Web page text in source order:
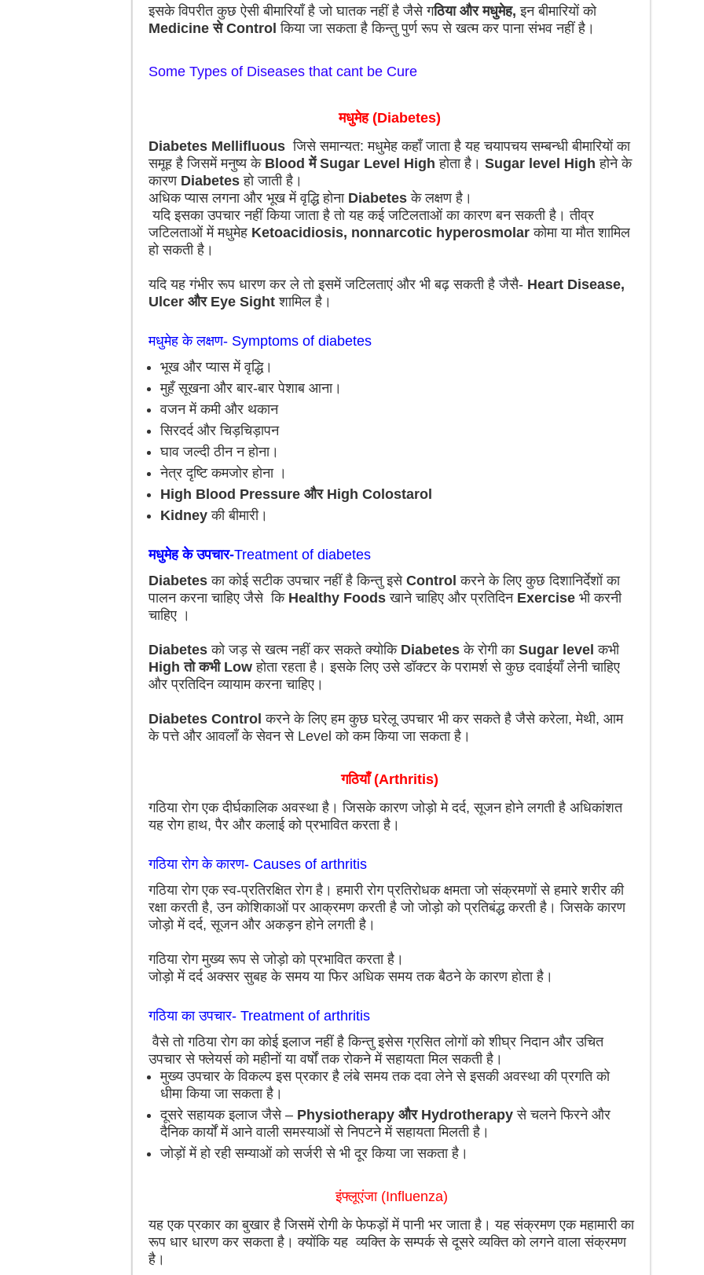
इसके विपरीत कुछ ऐसी बीमारियाँ है जो घातक नहीं है जैसे गठिया और मधुमेह, इन बीमारियों को
Medicine से Controlकिया जा सकता है किन्तु पुर्ण रूप से खत्म कर पाना संभव नहीं है।
Some Types of Diseases that cant be Cure
मधुमेह (Diabetes)
Diabetes Mellifluous जिसे समान्यत: मधुमेह कहाँ जाता है यह चयापचय सम्बन्धी बीमारियों का
समूह है जिसमें मनुष्य के Blood में Sugar Level High होता है। Sugar level Highहोने के
कारण Diabetesहो जाती है।
अधिक प्यास लगना और भूख में वृद्धि होना Diabetesके लक्षण है।
यदि इसका उपचार नहीं किया जाता है तो यह कई जटिलताओं का कारण बन सकती है। तीव्र
जटिलताओं में मधुमेह Ketoacidiosis, nonnarcotic hyperosmolar कोमा या मौत शामिल
हो सकती है।
यदि यह गंभीर रूप धारण कर ले तो इसमें जटिलताएं और भी बढ़ सकती है जैसै- Heart Disease,
Ulcer और Eye Sight शामिल है।
मधुमेह के लक्षण- Symptoms of diabetes
भूख और प्यास में वृद्धि।
मुहँ सूखना और बार-बार पेशाब आना।
वजन में कमी और थकान
सिरदर्द और चिड़चिड़ापन
घाव जल्दी ठीन न होना।
नेत्र दृष्टि कमजोर होना ।
High Blood Pressure और High Colostarol
Kidney की बीमारी।
मधुमेह के उपचार-Treatment of diabetes
Diabetesका कोई सटीक उपचार नहीं है किन्तु इसे Controlकरने के लिए कुछ दिशानिर्देशों का
पालन करना चाहिए जैसे कि Healthy Foods खाने चाहिए और प्रतिदिन Exercise भी करनी
चाहिए ।
Diabetes को जड़ से खत्म नहीं कर सकते क्योकि Diabetes के रोगी का Sugar levelकभी
High तो कभी Low होता रहता है। इसके लिए उसे डॉक्टर के परामर्श से कुछ दवाईयाँ लेनी चाहिए
और प्रतिदिन व्यायाम करना चाहिए।
Diabetes Control करने के लिए हम कुछ घरेलू उपचार भी कर सकते है जैसे करेला, मेथी, आम
के पत्ते और आवलाँ के सेवन से Level को कम किया जा सकता है।
गठियाँ (Arthritis)
गठिया रोग एक दीर्घकालिक अवस्था है। जिसके कारण जोड़ो मे दर्द, सूजन होने लगती है अधिकांशत
यह रोग हाथ, पैर और कलाई को प्रभावित करता है।
गठिया रोग के कारण- Causes of arthritis
गठिया रोग एक स्व-प्रतिरक्षित रोग है। हमारी रोग प्रतिरोधक क्षमता जो संक्रमणों से हमारे शरीर की
रक्षा करती है, उन कोशिकाओं पर आक्रमण करती है जो जोड़ो को प्रतिबंद्ध करती है। जिसके कारण
जोड़ो में दर्द, सूजन और अकड़न होने लगती है।
गठिया रोग मुख्य रूप से जोड़ो को प्रभावित करता है।
जोड़ो में दर्द अक्सर सुबह के समय या फिर अधिक समय तक बैठने के कारण होता है।
गठिया का उपचार- Treatment of arthritis
वैसे तो गठिया रोग का कोई इलाज नहीं है किन्तु इसेस ग्रसित लोगों को शीघ्र निदान और उचित
उपचार से फ्लेयर्स को महीनों या वर्षों तक रोकने में सहायता मिल सकती है।
मुख्य उपचार के विकल्प इस प्रकार है लंबे समय तक दवा लेने से इसकी अवस्था की प्रगति को
धीमा किया जा सकता है।
दूसरे सहायक इलाज जैसे – Physiotherapy और Hydrotherapyसे चलने फिरने और
दैनिक कार्यों में आने वाली समस्याओं से निपटने में सहायता मिलती है।
जोड़ों में हो रही सम्याओं को सर्जरी से भी दूर किया जा सकता है।
इंफ्लूएंजा (Influenza)
यह एक प्रकार का बुखार है जिसमें रोगी के फेफड़ों में पानी भर जाता है। यह संक्रमण एक महामारी का
रूप धार धारण कर सकता है। क्योंकि यह व्यक्ति के सम्पर्क से दूसरे व्यक्ति को लगने वाला संक्रमण
है।